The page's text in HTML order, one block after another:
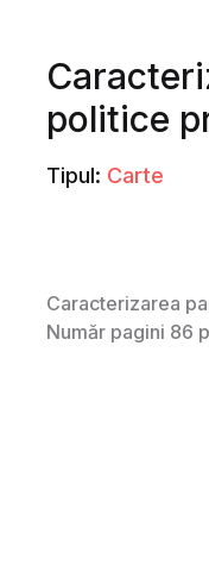
politice
Tipul: Carte